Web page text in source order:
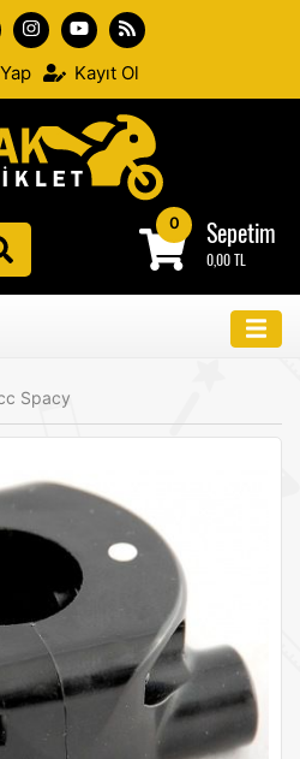
Kayıt Ol
0 Sepetim
0,00 TL
Spacy